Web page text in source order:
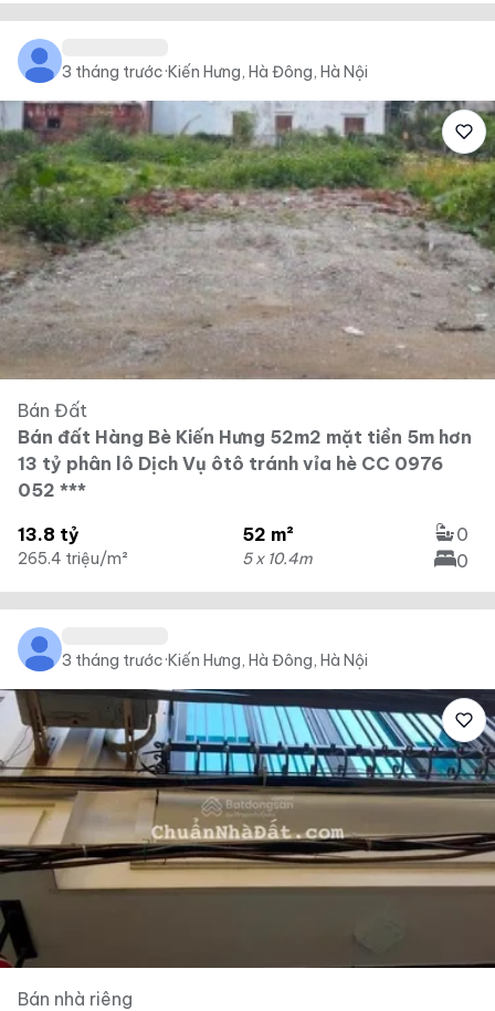
3 tháng trước·Kiến Hưng, Hà Đông, Hà Nội
Bán Đất
Bán đất Hàng Bè Kiến Hưng 52m2 mặt tiền 5m hơn
13 tỷ phân lô Dịch Vụ ôtô tránh vỉa hè CC 0976
052 ***
13.8 tỷ
265.4 triệu/m²
52 m²
5 x 10.4m
0
0
3 tháng trước·Kiến Hưng, Hà Đông, Hà Nội
Bán nhà riêng